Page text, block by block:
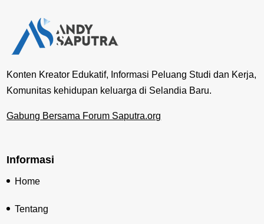
Konten Kreator Edukatif, Informasi Peluang Studi dan Kerja,
Komunitas kehidupan keluarga di Selandia Baru.
Gabung Bersama Forum Saputra.org
Informasi
Home
Tentang